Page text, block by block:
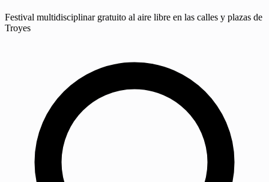
Festival multidisciplinar gratuito al aire libre en las calles y plazas de
Troyes